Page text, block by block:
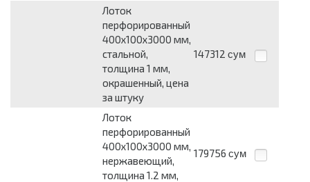
Лоток
перфорированный
400х100х3000 мм,
стальной,
толщина 1 мм,
окрашенный, цена
за штуку
147312 сум
Лоток
перфорированный
400х100х3000 мм,
нержавеющий,
толщина 1.2 мм,
179756 сум